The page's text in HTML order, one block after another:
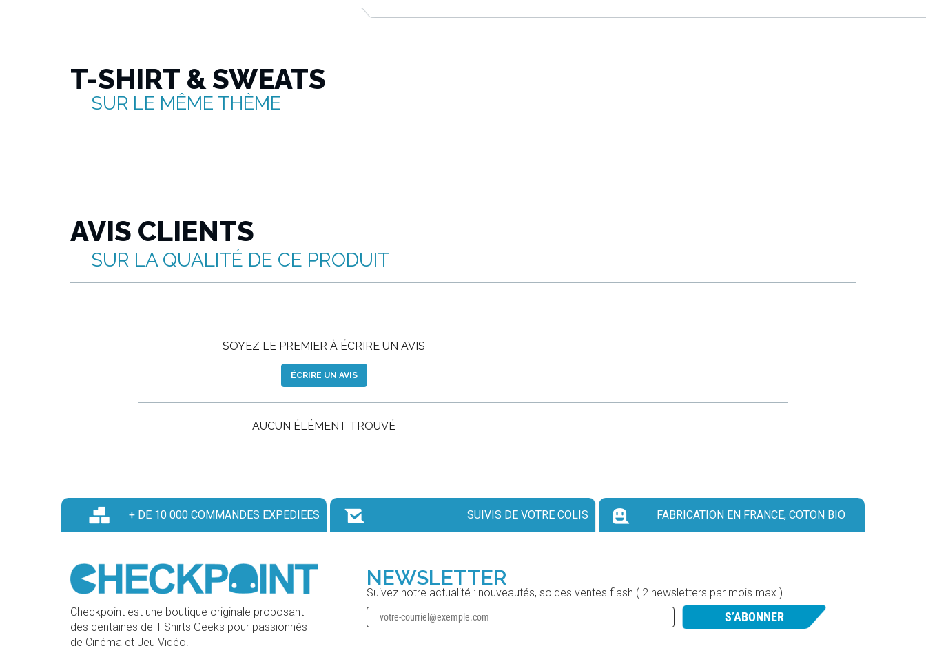
T-SHIRT & SWEATS
SUR LE MÊME THÈME
AVIS CLIENTS
SUR LA QUALITÉ DE CE PRODUIT
SOYEZ LE PREMIER À ÉCRIRE UN AVIS
ÉCRIRE UN AVIS
AUCUN ÉLÉMENT TROUVÉ
+ DE 10 000 COMMANDES EXPEDIEES SUIVIS DE VOTRE COLIS FABRICATION EN FRANCE, COTON BIO
Checkpoint est une boutique originale proposant
des centaines de T-Shirts Geeks pour passionnés
de Cinéma et Jeu Vidéo.
NEWSLETTER
Suivez notre actualité : nouveautés, soldes ventes flash ( 2 newsletters par mois max ).
S’ABONNER